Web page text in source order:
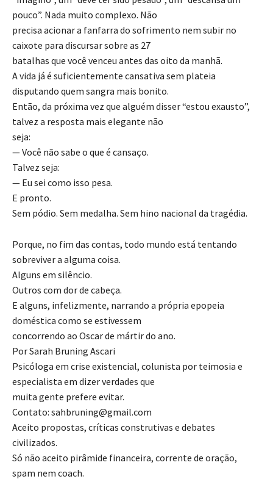
pouco”. Nada muito complexo. Não
precisa acionar a fanfarra do sofrimento nem subir no
caixote para discursar sobre as 27
batalhas que você venceu antes das oito da manhã.
A vida já é suficientemente cansativa sem plateia
disputando quem sangra mais bonito.
Então, da próxima vez que alguém disser “estou exausto”,
talvez a resposta mais elegante não
seja:
— Você não sabe o que é cansaço.
Talvez seja:
— Eu sei como isso pesa.
E pronto.
Sem pódio. Sem medalha. Sem hino nacional da tragédia.
Porque, no fim das contas, todo mundo está tentando
sobreviver a alguma coisa.
Alguns em silêncio.
Outros com dor de cabeça.
E alguns, infelizmente, narrando a própria epopeia
doméstica como se estivessem
concorrendo ao Oscar de mártir do ano.
Por Sarah Bruning Ascari
Psicóloga em crise existencial, colunista por teimosia e
especialista em dizer verdades que
muita gente prefere evitar.
Contato: sahbruning@gmail.com
Aceito propostas, críticas construtivas e debates
civilizados.
Só não aceito pirâmide financeira, corrente de oração,
spam nem coach.